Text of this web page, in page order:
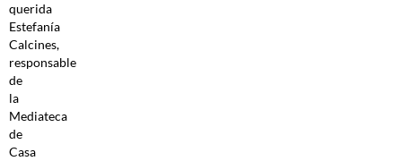
querida
Estefanía
Calcines,
responsable
de
la
Mediateca
de
Casa